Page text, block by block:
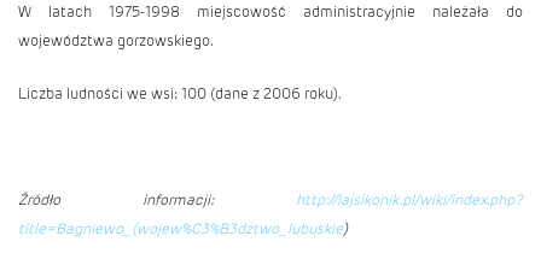
W latach 1975-1998 miejscowość administracyjnie należała do
województwa gorzowskiego.
Liczba ludności we wsi: 100 (dane z 2006 roku).
Źródło informacji:
http://lajsikonik.pl/wiki/index.php?
title=Bagniewo_(wojew%C3%B3dztwo_lubuskie)